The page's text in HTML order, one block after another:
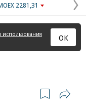
2281,31
ОК